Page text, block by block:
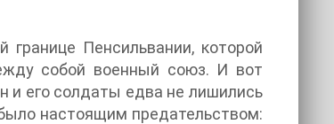
Пенсильвании, которой
собой военный союз. И вот
и его солдаты едва не лишились
настоящим предательством: